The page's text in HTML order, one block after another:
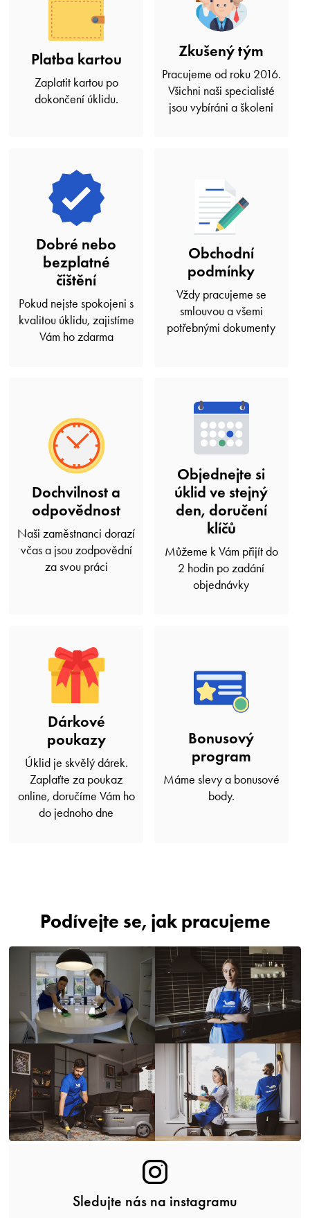
Platba kartou
Zaplatit kartou po
dokončení úklidu.
Zkušený tým
Pracujeme od roku 2016.
Všichni naši specialisté
jsou vybíráni a školeni
Dobré nebo
bezplatné
čištění
Pokud nejste spokojeni s
kvalitou úklidu, zajistíme
Vám ho zdarma
Obchodní
podmínky
Vždy pracujeme se
smlouvou a všemi
potřebnými dokumenty
Dochvilnost a
odpovědnost
Naši zaměstnanci dorazí
včas a jsou zodpovědní
za svou práci
Objednejte si
úklid ve stejný
den, doručení
klíčů
Můžeme k Vám přijít do
2 hodin po zadání
objednávky
Dárkové
poukazy
Úklid je skvělý dárek.
Zaplaťte za poukaz
online, doručíme Vám ho
do jednoho dne
Bonusový
program
Máme slevy a bonusové
body.
Podívejte se, jak pracujeme
Sledujte nás na instagramu